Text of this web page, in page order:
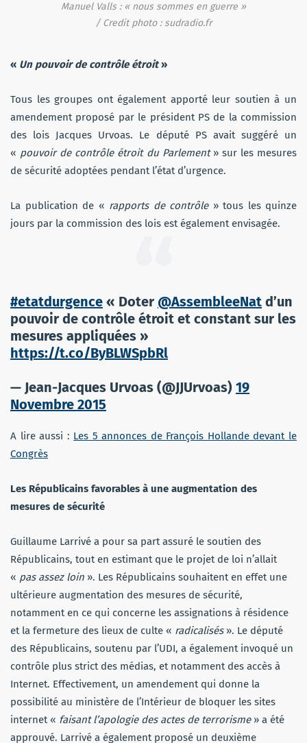
Manuel Valls : « nous sommes en guerre »
/ Credit photo : sudradio.fr
« Un pouvoir de contrôle étroit»
Tous les groupes ont également apporté leur soutien à un
amendement proposé par le président PS de la commission
des lois Jacques Urvoas. Le député PS avait suggéré un
« pouvoir de contrôle étroit du Parlement» sur les mesures
de sécurité adoptées pendant l’état d’urgence.
La publication de « rapports de contrôle» tous les quinze
jours par la commission des lois est également envisagée.
#etatdurgence « Doter @AssembleeNat d’un
pouvoir de contrôle étroit et constant sur les
mesures appliquées »
https://t.co/ByBLWSpbRl
— Jean-Jacques Urvoas (@JJUrvoas) 19
Novembre 2015
A lire aussi : Les 5 annonces de François Hollande devant le
Congrès
Les Républicains favorables à une augmentation des
mesures de sécurité
Guillaume Larrivé a pour sa part assuré le soutien des
Républicains, tout en estimant que le projet de loi n’allait
« pas assez loin ». Les Républicains souhaitent en effet une
ultérieure augmentation des mesures de sécurité,
notamment en ce qui concerne les assignations à résidence
et la fermeture des lieux de culte « radicalisés». Le député
des Républicains, soutenu par l’UDI, a également invoqué un
contrôle plus strict des médias, et notamment des accès à
Internet. Effectivement, un amendement qui donne la
possibilité au ministère de l’Intérieur de bloquer les sites
internet « faisant l’apologie des actes de terrorisme » a été
approuvé. Larrivé a également proposé un deuxième